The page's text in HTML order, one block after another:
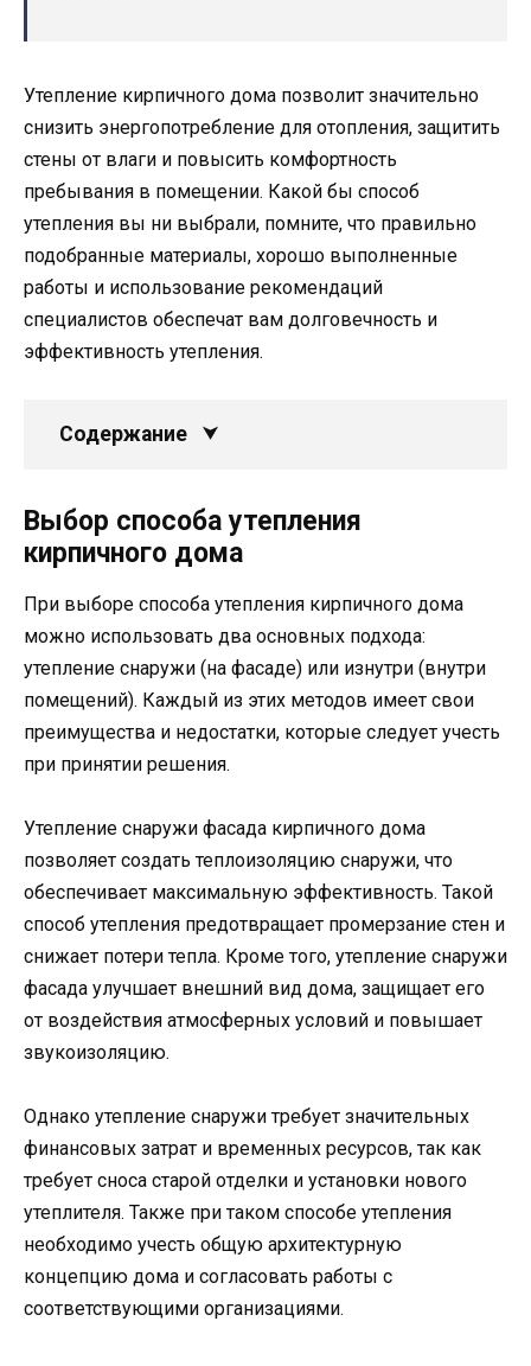
Утепление кирпичного дома позволит значительно
снизить энергопотребление для отопления, защитить
стены от влаги и повысить комфортность
пребывания в помещении. Какой бы способ
утепления вы ни выбрали, помните, что правильно
подобранные материалы, хорошо выполненные
работы и использование рекомендаций
специалистов обеспечат вам долговечность и
эффективность утепления.
Содержание
Выбор способа утепления
кирпичного дома
При выборе способа утепления кирпичного дома
можно использовать два основных подхода:
утепление снаружи (на фасаде) или изнутри (внутри
помещений). Каждый из этих методов имеет свои
преимущества и недостатки, которые следует учесть
при принятии решения.
Утепление снаружи фасада кирпичного дома
позволяет создать теплоизоляцию снаружи, что
обеспечивает максимальную эффективность. Такой
способ утепления предотвращает промерзание стен и
снижает потери тепла. Кроме того, утепление снаружи
фасада улучшает внешний вид дома, защищает его
от воздействия атмосферных условий и повышает
звукоизоляцию.
Однако утепление снаружи требует значительных
финансовых затрат и временных ресурсов, так как
требует сноса старой отделки и установки нового
утеплителя. Также при таком способе утепления
необходимо учесть общую архитектурную
концепцию дома и согласовать работы с
соответствующими организациями.